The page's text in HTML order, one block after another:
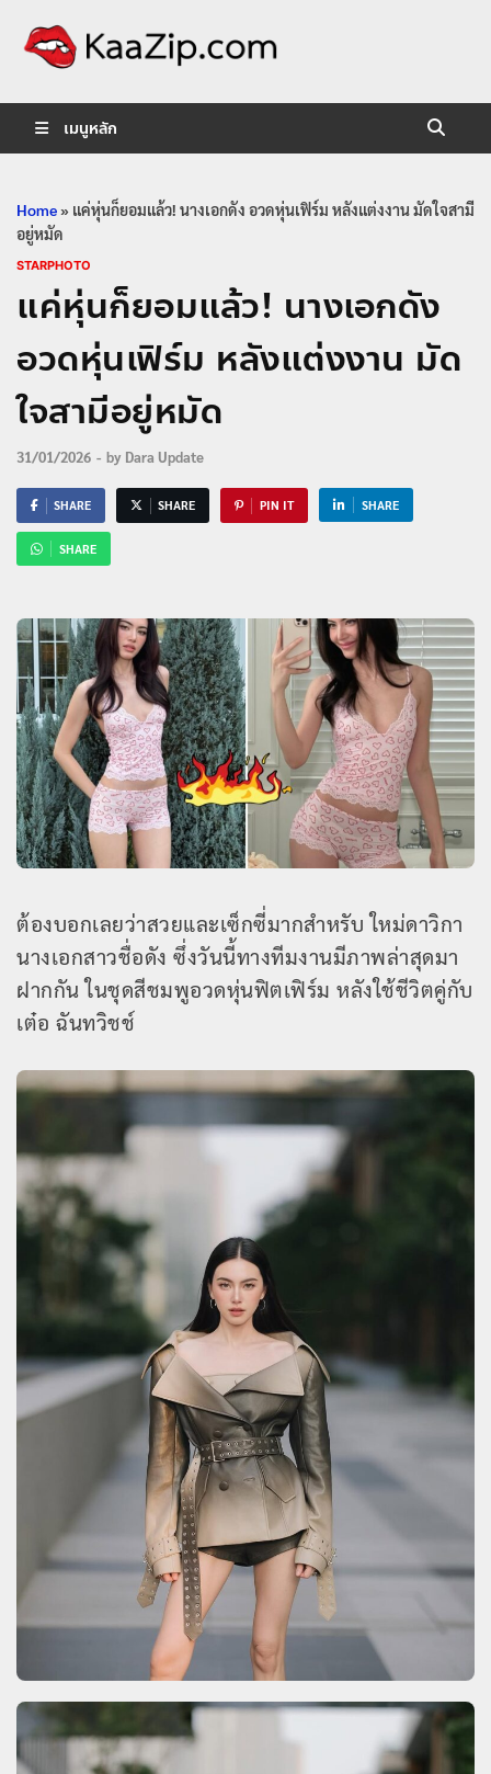
เมนูหลัก
Home» แค่หุ่นก็ยอมแล้ว! นางเอกดัง อวดหุ่นเฟิร์ม หลังแต่งงาน มัดใจสามี
อยู่หมัด
STARPHOTO
แค่หุ่นก็ยอมแล้ว! นางเอกดัง
อวดหุ่นเฟิร์ม หลังแต่งงาน มัด
ใจสามีอยู่หมัด
31/01/2026 - by Dara Update
SHARE SHARE PIN IT SHARE
SHARE
ต้องบอกเลยว่าสวยและเซ็กซี่มากสำหรับ ใหม่ดาวิกา
นางเอกสาวชื่อดัง ซึ่งวันนี้ทางทีมงานมีภาพล่าสุดมา
ฝากกัน ในชุดสีชมพูอวดหุ่นฟิตเฟิร์ม หลังใช้ชีวิตคู่กับ
เต๋อ ฉันทวิชช์